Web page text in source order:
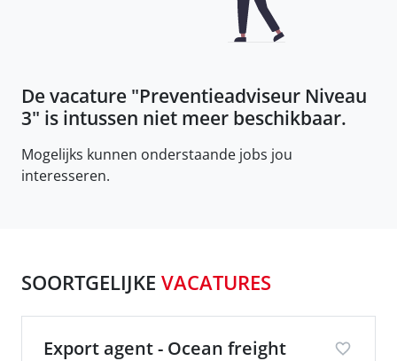
De vacature "Preventieadviseur Niveau
3" is intussen niet meer beschikbaar.
Mogelijks kunnen onderstaande jobs jou
interesseren.
SOORTGELIJKE VACATURES
Export agent - Ocean freight